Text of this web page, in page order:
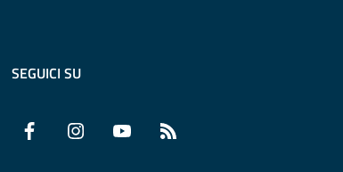
SEGUICI SU
Facebook InstagramYouTube